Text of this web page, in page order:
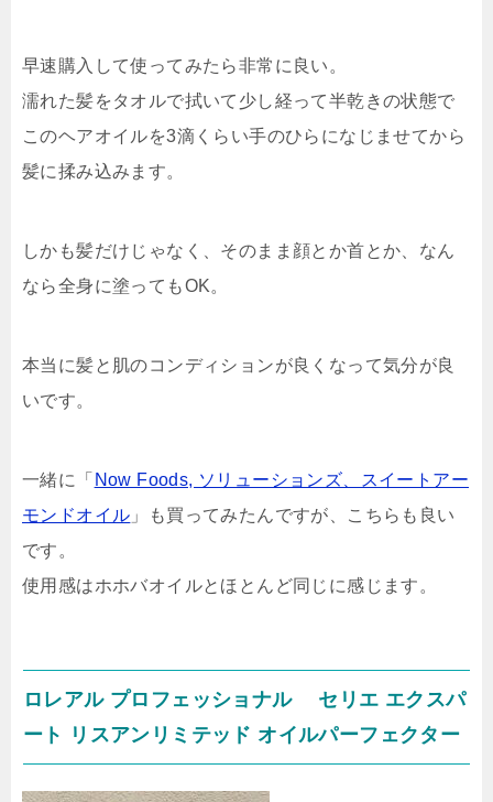
早速購入して使ってみたら非常に良い。
濡れた髪をタオルで拭いて少し経って半乾きの状態で
このヘアオイルを3滴くらい手のひらになじませてから
髪に揉み込みます。
しかも髪だけじゃなく、そのまま顔とか首とか、なん
なら全身に塗ってもOK。
本当に髪と肌のコンディションが良くなって気分が良
いです。
一緒に「 Now Foods, ソリューションズ、スイートアー
モンドオイル 」も買ってみたんですが、こちらも良い
です。
使用感はホホバオイルとほとんど同じに感じます。
ロレアル プロフェッショナル セリエ エクスパ
ート リスアンリミテッド オイルパーフェクター